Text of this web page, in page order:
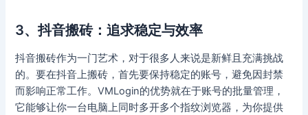
3、抖音搬砖：追求稳定与效率
抖音搬砖作为一门艺术，对于很多人来说是新鲜且充满挑战
的。要在抖音上搬砖，首先要保持稳定的账号，避免因封禁
而影响正常工作。VMLogin的优势就在于账号的批量管理，
它能够让你一台电脑上同时多开多个指纹浏览器，为你提供